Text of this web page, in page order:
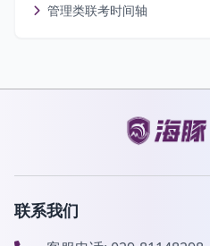
管理类联考时间轴
联系我们